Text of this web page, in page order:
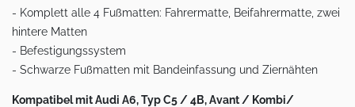
- Komplett alle 4 Fußmatten: Fahrermatte, Beifahrermatte, zwei
hintere Matten
- Befestigungssystem
- Schwarze Fußmatten mit Bandeinfassung und Ziernähten
Kompatibel mit Audi A6, Typ C5 / 4B, Avant / Kombi/